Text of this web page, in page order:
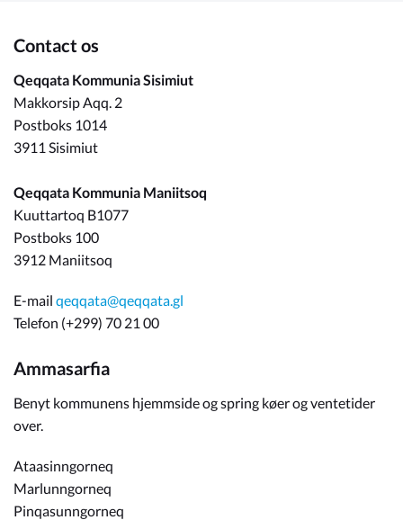
Contact os
Qeqqata Kommunia Sisimiut
Makkorsip Aqq. 2
Postboks 1014
3911 Sisimiut
Qeqqata Kommunia Maniitsoq
Kuuttartoq B1077
Postboks 100
3912 Maniitsoq
E-mail qeqqata@qeqqata.gl
Telefon (+299) 70 21 00
Ammasarfia
Benyt kommunens hjemmside og spring køer og ventetider
over.
Ataasinngorneq
Marlunngorneq
Pinqasunngorneq